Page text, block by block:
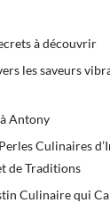
à découvrir
les saveurs
Antony
Culinaires
de Traditions
Culinaire qui